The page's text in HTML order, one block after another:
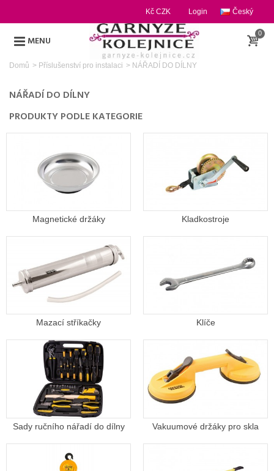
Český
Login
Kč CZK
MENU
0
Domů > Příslušenství pro instalaci > NÁŘADÍ DO DÍLNY
NÁŘADÍ DO DÍLNY
PRODUKTY PODLE KATEGORIE
Magnetické držáky Kladkostroje
Mazací stříkačky Klíče
Sady ručního nářadí do dílny Vakuumové držáky pro skla